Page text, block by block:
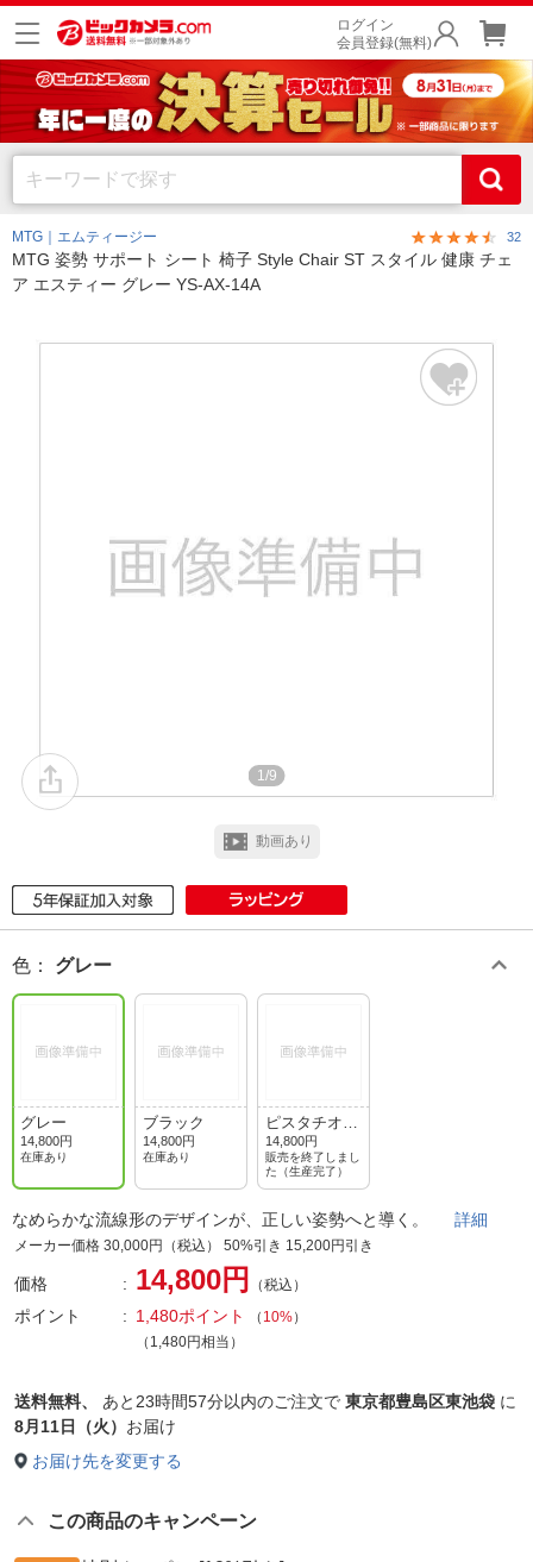
ログイン
会員登録(無料)
MTG｜エムティージー 32
MTG 姿勢 サポート シート 椅子 Style Chair ST スタイル 健康 チェ
ア エスティー グレー YS-AX-14A
1/9
動画あり
色 ： グレー
グレー
14,800円
在庫あり
ブラック
14,800円
在庫あり
ピスタチオグ
リーン
14,800円
販売を終了しまし
た（生産完了）
なめらかな流線形のデザインが、正しい姿勢へと導く。 詳細
メーカー価格 30,000円（税込） 50%引き 15,200円引き
価格 14,800円 （税込）
ポイント 1,480ポイント （ 10%）
（1,480円相当）
送料無料、 あと 23時間57分以内のご注文で 東京都豊島区東池袋 に
8月11日（火） お届け
お届け先を変更する
この商品のキャンペーン